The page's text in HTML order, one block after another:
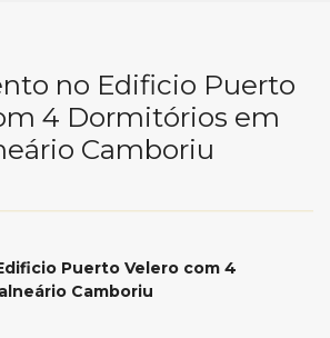
no Edificio Puerto
4 Dormitórios em
Camboriu
Puerto Velero com 4
Camboriu